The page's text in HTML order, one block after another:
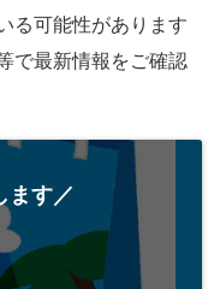
る可能性があります
で最新情報をご確認
ます／